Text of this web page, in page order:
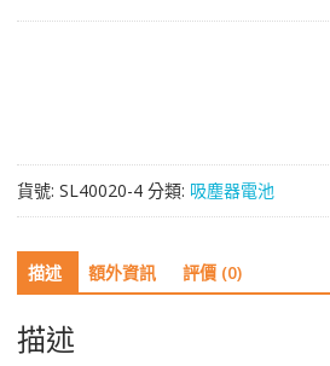
戴
森
V15
Detect,V15s
Detect
Submarine
(4800mAh)
數
貨號: SL40020-4 分類: 吸塵器電池
描述 額外資訊 評價 (0)
描述